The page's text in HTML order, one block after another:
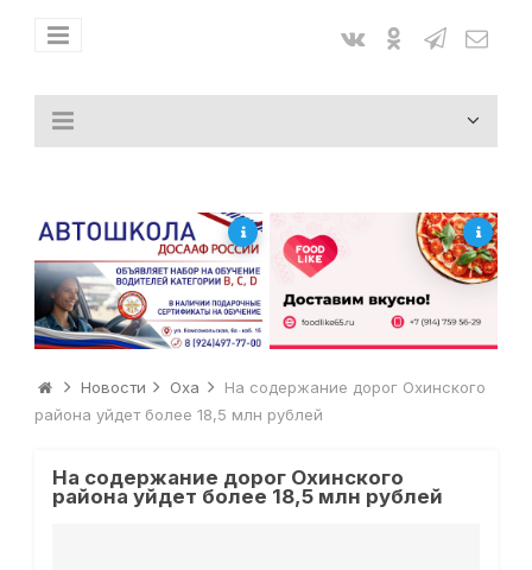
Новости Оха
На содержание дорог Охинского
района уйдет более 18,5 млн рублей
На содержание дорог Охинского
района уйдет более 18,5 млн рублей